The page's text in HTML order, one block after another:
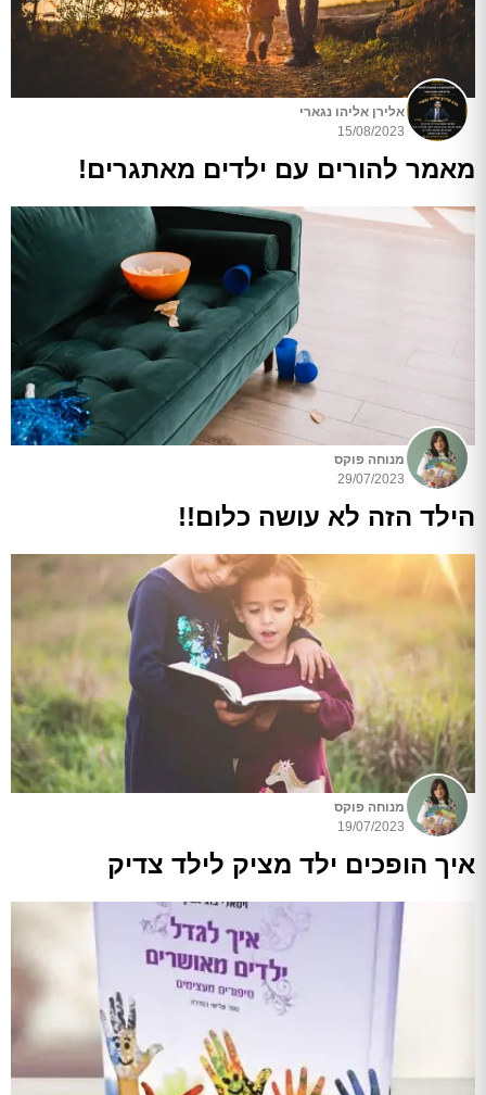
אלירן אליהו נגארי
15/08/2023
מאמר להורים עם ילדים מאתגרים!
מנוחה פוקס
29/07/2023
הילד הזה לא עושה כלום!!
מנוחה פוקס
19/07/2023
איך הופכים ילד מציק לילד צדיק